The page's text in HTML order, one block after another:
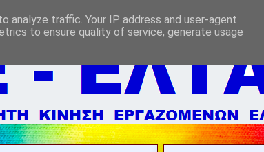
analyze traffic. Your IP address and user-agent
to ensure quality of service, generate usage